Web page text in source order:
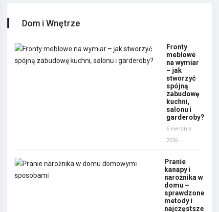
Dom i Wnętrze
Fronty
meblowe
na wymiar
– jak
stworzyć
spójną
zabudowę
kuchni,
salonu i
garderoby?
6 sierpnia
2026
Pranie
kanapy i
narożnika w
domu –
sprawdzone
metody i
najczęstsze